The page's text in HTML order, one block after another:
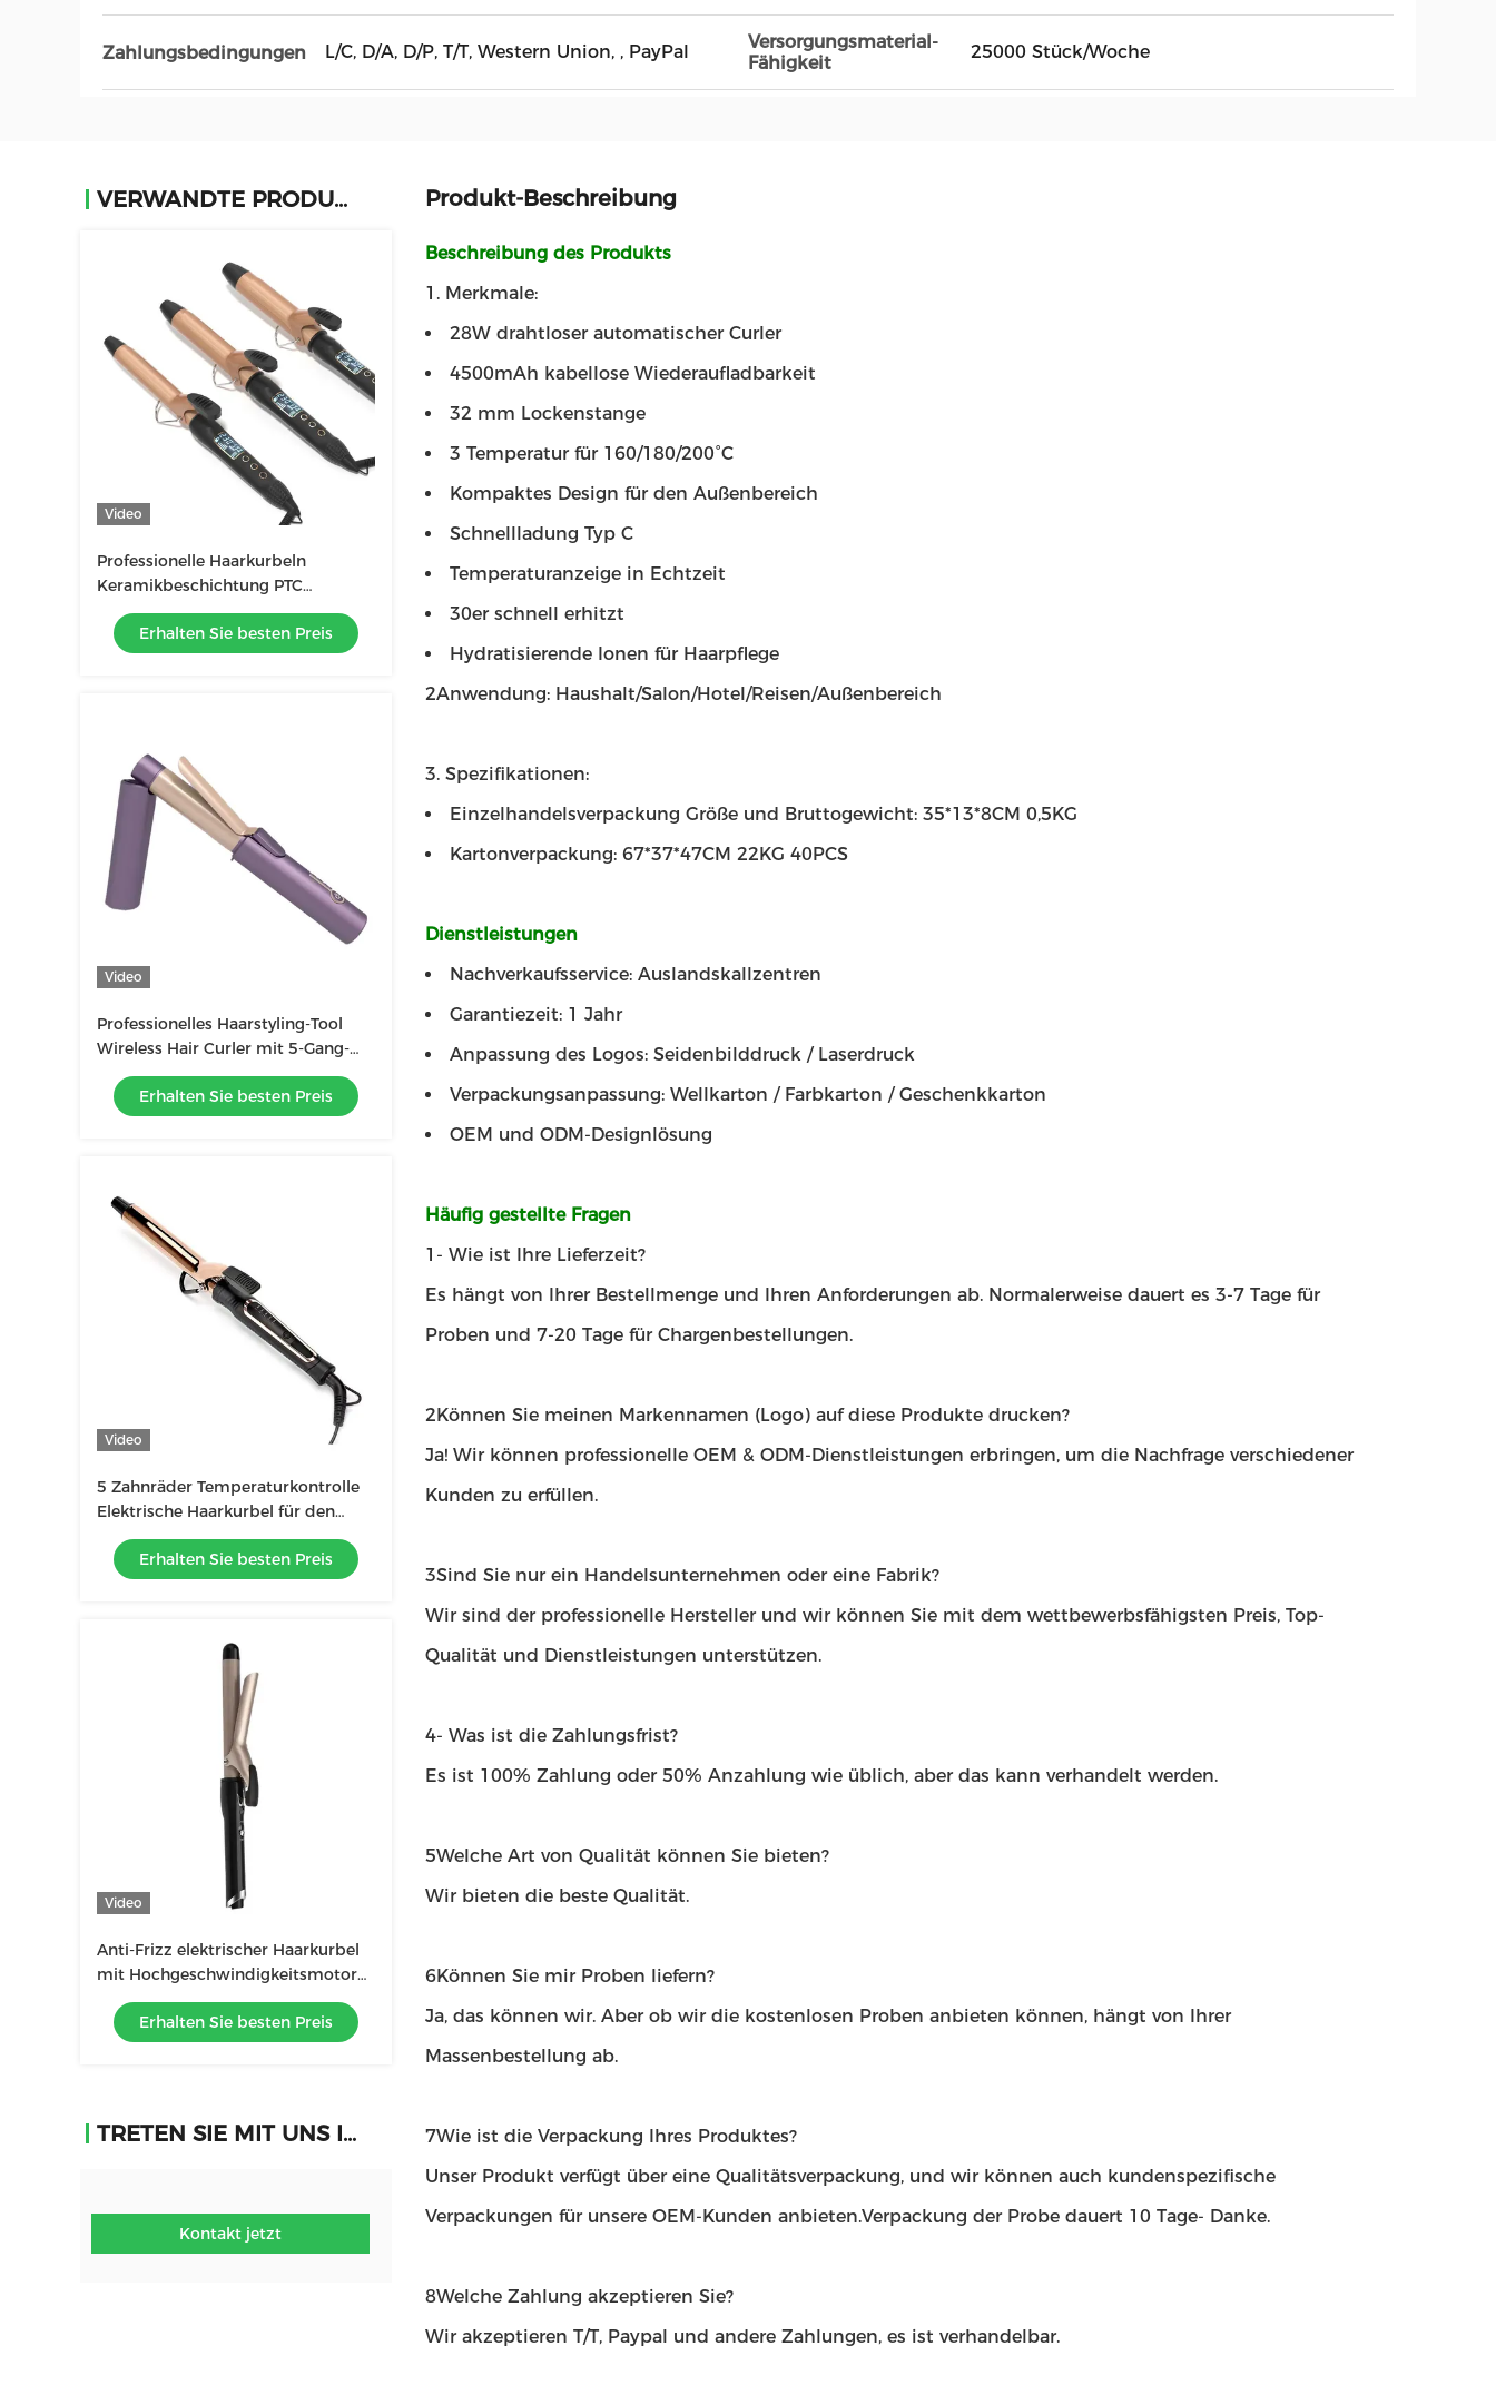
Zahlungsbedingungen L/C, D/A, D/P, T/T, Western Union, , PayPal
Versorgungsmaterial-
Fähigkeit
25000 Stück/Woche
VERWANDTE PRODUKTE
Video
Professionelle Haarkurbeln
Keramikbeschichtung PTC
elektrische Heizung Portable
25mm 32mm 38mm
Erhalten Sie besten Preis
Video
Professionelles Haarstyling-Tool
Wireless Hair Curler mit 5-Gang-
Temperaturregelung
Erhalten Sie besten Preis
Video
5 Zahnräder Temperaturkontrolle
Elektrische Haarkurbel für den
Salon Stil Ernährtes Haar in
kürzester Zeit
Erhalten Sie besten Preis
Video
Anti-Frizz elektrischer Haarkurbel
mit Hochgeschwindigkeitsmotor
und Negativ-Ionen-Technologie
Erhalten Sie besten Preis
TRETEN SIE MIT UNS IN VERBINDUNG
Kontakt jetzt
Produkt-Beschreibung
Beschreibung des Produkts
1. Merkmale:
28W drahtloser automatischer Curler
4500mAh kabellose Wiederaufladbarkeit
32 mm Lockenstange
3 Temperatur für 160/180/200°C
Kompaktes Design für den Außenbereich
Schnellladung Typ C
Temperaturanzeige in Echtzeit
30er schnell erhitzt
Hydratisierende Ionen für Haarpflege
2Anwendung: Haushalt/Salon/Hotel/Reisen/Außenbereich
3. Spezifikationen:
Einzelhandelsverpackung Größe und Bruttogewicht: 35*13*8CM 0,5KG
Kartonverpackung: 67*37*47CM 22KG 40PCS
Dienstleistungen
Nachverkaufsservice: Auslandskallzentren
Garantiezeit: 1 Jahr
Anpassung des Logos: Seidenbilddruck / Laserdruck
Verpackungsanpassung: Wellkarton / Farbkarton / Geschenkkarton
OEM und ODM-Designlösung
Häufig gestellte Fragen
1- Wie ist Ihre Lieferzeit?
Es hängt von Ihrer Bestellmenge und Ihren Anforderungen ab. Normalerweise dauert es 3-7 Tage für
Proben und 7-20 Tage für Chargenbestellungen.
2Können Sie meinen Markennamen (Logo) auf diese Produkte drucken?
Ja! Wir können professionelle OEM & ODM-Dienstleistungen erbringen, um die Nachfrage verschiedener
Kunden zu erfüllen.
3Sind Sie nur ein Handelsunternehmen oder eine Fabrik?
Wir sind der professionelle Hersteller und wir können Sie mit dem wettbewerbsfähigsten Preis, Top-
Qualität und Dienstleistungen unterstützen.
4- Was ist die Zahlungsfrist?
Es ist 100% Zahlung oder 50% Anzahlung wie üblich, aber das kann verhandelt werden.
5Welche Art von Qualität können Sie bieten?
Wir bieten die beste Qualität.
6Können Sie mir Proben liefern?
Ja, das können wir. Aber ob wir die kostenlosen Proben anbieten können, hängt von Ihrer
Massenbestellung ab.
7Wie ist die Verpackung Ihres Produktes?
Unser Produkt verfügt über eine Qualitätsverpackung, und wir können auch kundenspezifische
Verpackungen für unsere OEM-Kunden anbieten.Verpackung der Probe dauert 10 Tage- Danke.
8Welche Zahlung akzeptieren Sie?
Wir akzeptieren T/T, Paypal und andere Zahlungen, es ist verhandelbar.